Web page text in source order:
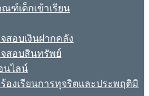
ฑ์เด็กเข้าเรียน
สอบเงินฝากคลัง
สอบสินทรัพย์
นไลน์
ร้องเรียนการทุจริตและประพฤติมิ